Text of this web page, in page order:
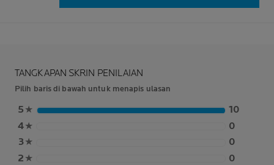
TANGKAPAN SKRIN PENILAIAN
Pilih baris di bawah untuk menapis ulasan
5 ★
10
4★
0
3★
0
2 ★
0